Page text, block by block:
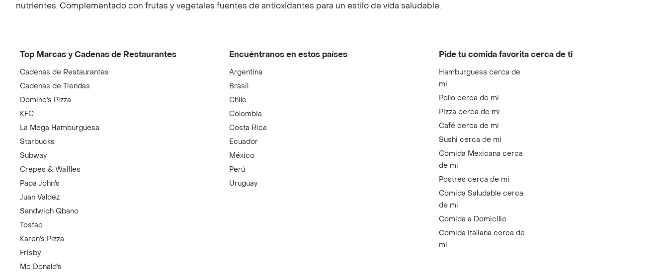
nutrientes. Complementado con frutas y vegetales fuentes de antioxidantes para un estilo de vida saludable.
Top Marcas y Cadenas de Restaurantes
Cadenas de Restaurantes
Cadenas de Tiendas
Domino's Pizza
KFC
La Mega Hamburguesa
Starbucks
Subway
Crepes & Waffles
Papa John's
Juan Valdez
Sandwich Qbano
Tostao
Karen's Pizza
Frisby
Mc Donald's
Encuéntranos en estos países
Argentina
Brasil
Chile
Colombia
Costa Rica
Ecuador
México
Perú
Uruguay
Pide tu comida favorita cerca de ti
Hamburguesa cerca de
mi
Pollo cerca de mi
Pizza cerca de mi
Café cerca de mi
Sushi cerca de mi
Comida Mexicana cerca
de mi
Postres cerca de mi
Comida Saludable cerca
de mi
Comida a Domicilio
Comida Italiana cerca de
mi